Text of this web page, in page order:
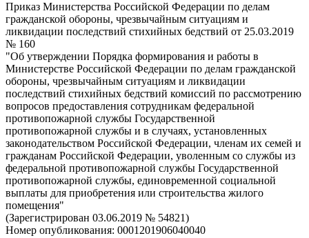
Приказ Министерства Российской Федерации по делам
гражданской обороны, чрезвычайным ситуациям и
ликвидации последствий стихийных бедствий от 25.03.2019
№ 160
"Об утверждении Порядка формирования и работы в
Министерстве Российской Федерации по делам гражданской
обороны, чрезвычайным ситуациям и ликвидации
последствий стихийных бедствий комиссий по рассмотрению
вопросов предоставления сотрудникам федеральной
противопожарной службы Государственной
противопожарной службы и в случаях, установленных
законодательством Российской Федерации, членам их семей и
гражданам Российской Федерации, уволенным со службы из
федеральной противопожарной службы Государственной
противопожарной службы, единовременной социальной
выплаты для приобретения или строительства жилого
помещения"
(Зарегистрирован 03.06.2019 № 54821)
Номер опубликования: 0001201906040040